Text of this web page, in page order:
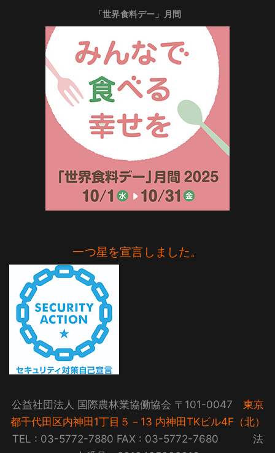
「世界食料デー」月間
一つ星を宣言しました。
公益社団法人 国際農林業協働協会 〒101-0047 東京
都千代田区内神田1丁目５－13 内神田TKビル4F（北）
TEL : 03-5772-7880 FAX : 03-5772-7680 法